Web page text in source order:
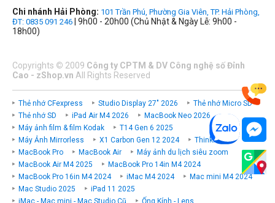
Chi nhánh Hải Phòng: 101 Trần Phú, Phường Gia Viên, TP. Hải Phòng,
ĐT: 0835 091 246 | 9h00 - 20h00 (Chủ Nhật & Ngày Lễ: 9h00 -
18h00)
Copyrights © 2009 Công ty CPTM & DV Công nghệ số Đỉnh
Cao - zShop.vn All Rights Reserved
Thẻ nhớ CFexpress Studio Display 27" 2026
Thẻ nhớ Micro SD
Thẻ nhớ SD
iPad Air M4 2026
MacBook Neo 2026
Máy ảnh film & film Kodak
T14 Gen 6 2025
Máy Ảnh Mirrorless
X1 Carbon Gen 12 2024
ThinkPad P
MacBook Pro
MacBook Air
Máy ảnh du lịch siêu zoom
MacBook Air M4 2025
MacBook Pro 14in M4 2024
MacBook Pro 16in M4 2024
iMac M4 2024
Mac mini M4 2024
Mac Studio 2025
iPad 11 2025
iMac - Mac mini - Mac Studio Cũ
Ống Kính - Lens